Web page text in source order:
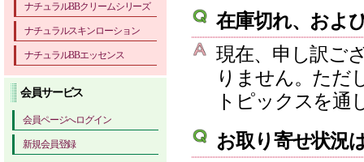
ナチュラルBBクリームシリーズ
ナチュラルスキンローション
ナチュラルBBエッセンス
会員サービス
会員ページへログイン
新規会員登録
在庫切れ、およ
現在、申し訳ご
りません。ただ
トピックスを通
お取り寄せ状況